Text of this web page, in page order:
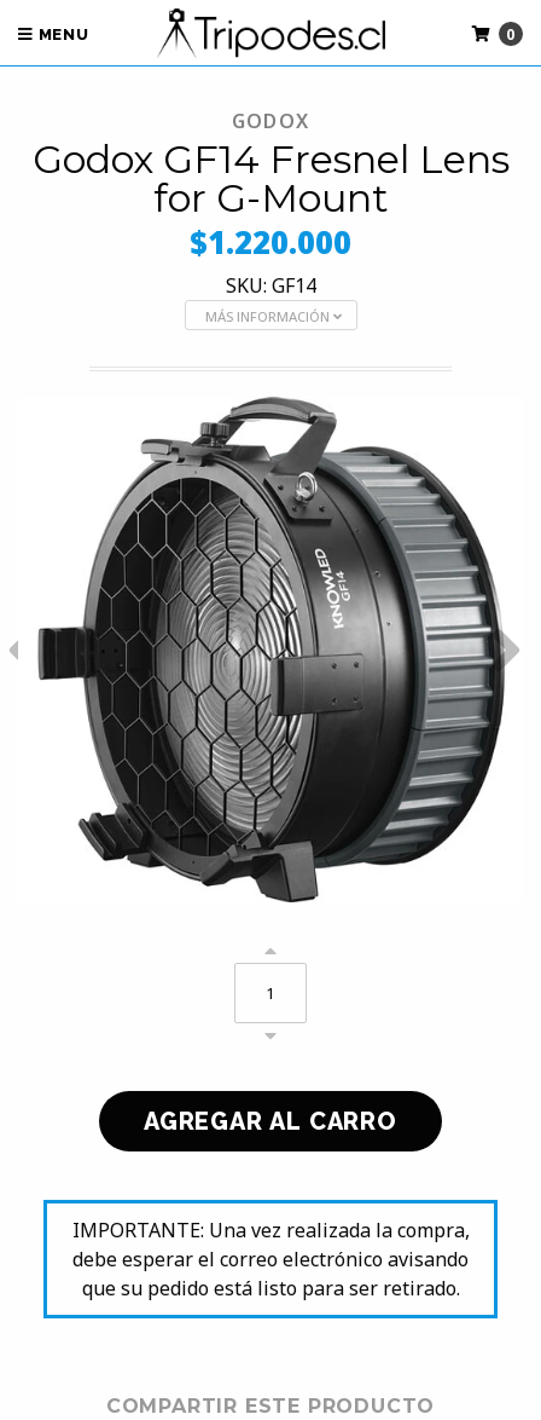
MENU 0
GODOX
Godox GF14 Fresnel Lens
for G-Mount
$1.220.000
SKU: GF14
MÁS INFORMACIÓN
IMPORTANTE: Una vez realizada la compra,
debe esperar el correo electrónico avisando
que su pedido está listo para ser retirado.
COMPARTIR ESTE PRODUCTO